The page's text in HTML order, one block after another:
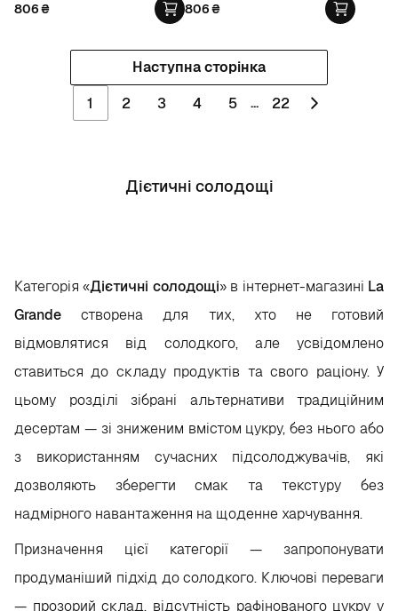
806₴ 806₴
Наступна сторінка
1
2 3 4 5 ... 22
Дієтичні солодощі
Категорія «Дієтичні солодощі» в інтернет-магазині La
Grande створена для тих, хто не готовий
відмовлятися від солодкого, але усвідомлено
ставиться до складу продуктів та свого раціону. У
цьому розділі зібрані альтернативи традиційним
десертам — зі зниженим вмістом цукру, без нього або
з використанням сучасних підсолоджувачів, які
дозволяють зберегти смак та текстуру без
надмірного навантаження на щоденне харчування.
Призначення цієї категорії — запропонувати
продуманіший підхід до солодкого. Ключові переваги
— прозорий склад, відсутність рафінованого цукру у